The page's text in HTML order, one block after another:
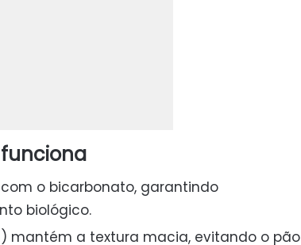
o bicarbonato, garantindo
biológico.
mantém a textura macia, evitando o pão